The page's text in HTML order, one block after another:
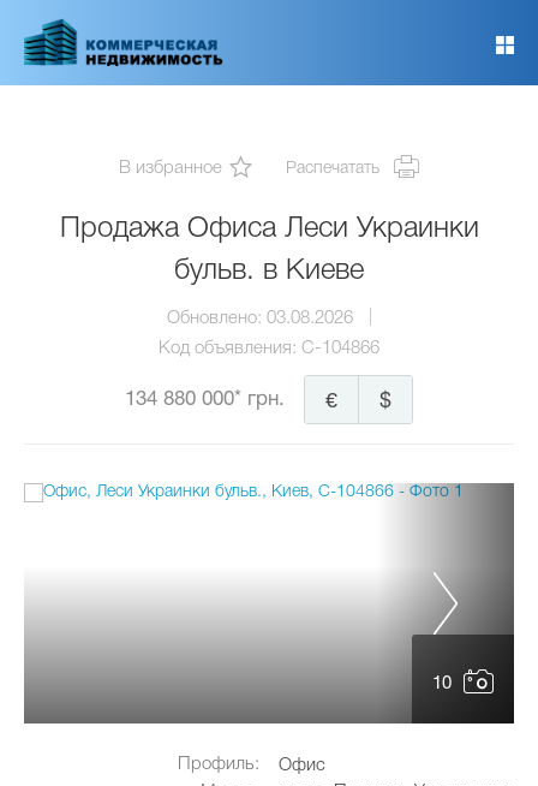
основному
В избранное Распечатать
Продажа Офиса Леси Украинки
бульв. в Киеве
Обновлено: 03.08.2026
Код объявления: C-104866
134 880 000* грн. $
€
10
Профиль:
Офис